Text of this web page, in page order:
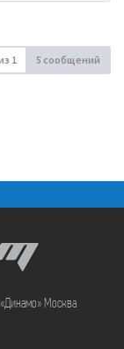
1 5 сообщений
Москва